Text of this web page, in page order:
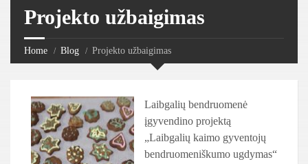
Projekto užbaigimas
Home Blog Projekto užbaigimas
Laibgalių bendruomenė
įgyvendino projektą
„Laibgalių kaimo gyventojų
bendruomeniškumo ugdymas“